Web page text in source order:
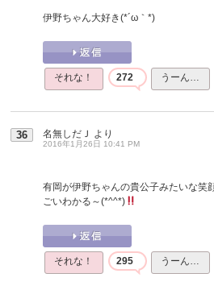
伊野ちゃん大好き(*´ω｀*)
それな！ 272 うーん…
36 名無しだＪ より
2016年1月26日 10:41 PM
有岡が伊野ちゃんの貴公子みたいな笑
ごいわかる～(*^^*)
それな！ 295 うーん…